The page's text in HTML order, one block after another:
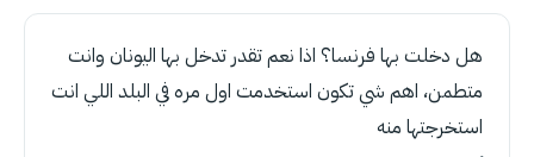
هل دخلت بها فرنسا؟ اذا نعم تقدر تدخل بها اليونان وانت
متطمن، اهم شي تكون استخدمت اول مره في البلد اللي انت
استخرجتها منه